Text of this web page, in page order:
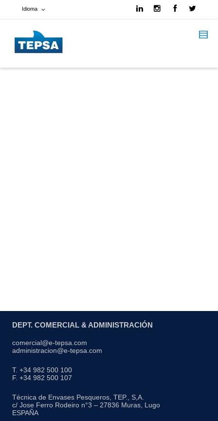
Idioma
Francés
Español
DEPT. COMERCIAL & ADMINISTRACIÓN
comercial@e-tepsa.com
administracion@e-tepsa.com
T. +34 982 500 100
F. +34 982 500 107
Técnica de Envases Pesqueros, TEP., S,A.
c/ Jose Ferro Rodeiro n°3 – 27836 Muras, Lugo
ESPAÑA